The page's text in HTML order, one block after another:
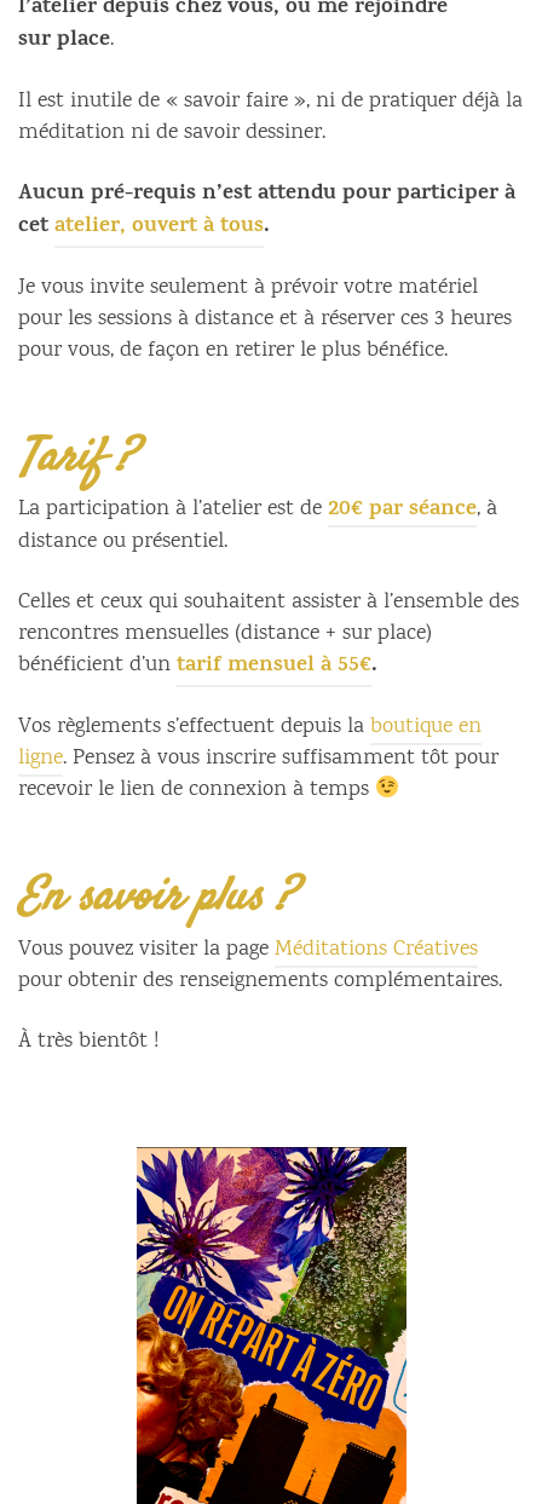
l’atelier depuis chez vous, ou me rejoindre
surplace.
Il est inutile de « savoir faire », ni de pratiquer déjà la
méditation ni de savoir dessiner.
Aucun pré-requis n’est attendu pour participer à
cetatelier, ouvert à tous.
Je vous invite seulement à prévoir votre matériel
pour les sessions à distance et à réserver ces 3 heures
pour vous, de façon en retirer le plus bénéfice.
Tarif ?
La participation à l’atelier est de20€ par séance, à
distance ou présentiel.
Celles et ceux qui souhaitent assister à l’ensemble des
rencontres mensuelles (distance + sur place)
bénéficient d’untarif mensuel à 55€.
Vos règlements s’effectuent depuis laboutique en
ligne. Pensez à vous inscrire suffisamment tôt pour
recevoir le lien de connexion à temps
En savoir plus ?
Vous pouvez visiter la pageMéditations Créatives
pour obtenir des renseignements complémentaires.
À très bientôt !